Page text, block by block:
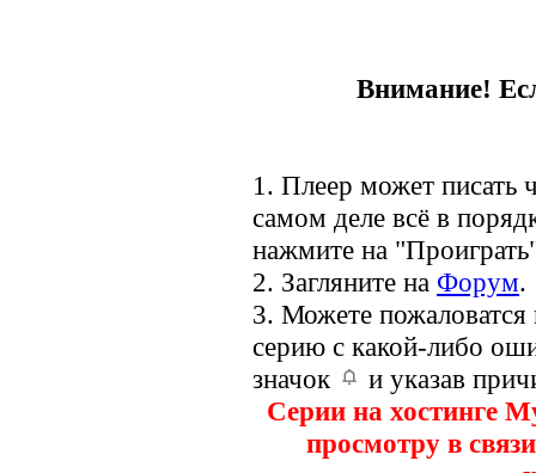
Внимание!
1. Плеер может писать
самом деле всё в
нажмите на
2. Загляните на Форум.
3. Можете
серию с какой-либо
значок
и указав
Серии на хостинге
просмотру в